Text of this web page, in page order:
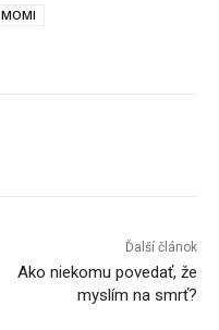
MOMI
Ďalší článok
Ako niekomu povedať, že
myslím na smrť?